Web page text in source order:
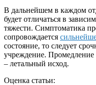
В дальнейшем в каждом
будет отличаться в
тяжести. Симптоматика
сопровождается
состояние, то следует
учреждение. Промедление
– летальный исход.
Оценка статьи: